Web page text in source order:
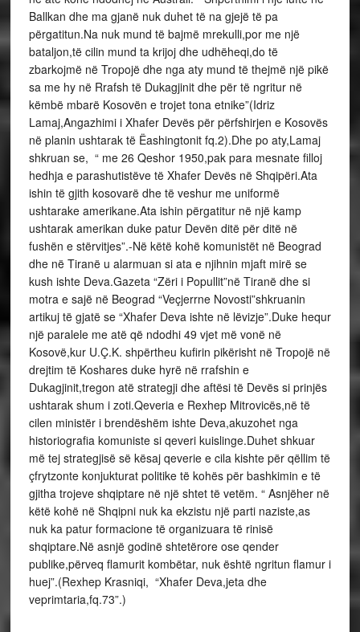
Ballkan dhe ma gjanë nuk duhet të na gjejë të pa
përgatitun.Na nuk mund të bajmë mrekulli,por me një
bataljon,të cilin mund ta krijoj dhe udhëheqi,do të
zbarkojmë në Tropojë dhe nga aty mund të thejmë një pikë
sa me hy në Rrafsh të Dukagjinit dhe për të ngritur në
këmbë mbarë Kosovën e trojet tona etnike”(Idriz
Lamaj,Angazhimi i Xhafer Devës për përfshirjen e Kosovës
në planin ushtarak të Ëashingtonit fq.2).Dhe po aty,Lamaj
shkruan se, “ me 26 Qeshor 1950,pak para mesnate filloj
hedhja e parashutistëve të Xhafer Devës në Shqipëri.Ata
ishin të gjith kosovarë dhe të veshur me uniformë
ushtarake amerikane.Ata ishin përgatitur në një kamp
ushtarak amerikan duke patur Devën ditë për ditë në
fushën e stërvitjes”.-Në këtë kohë komunistët në Beograd
dhe në Tiranë u alarmuan si ata e njihnin mjaft mirë se
kush ishte Deva.Gazeta “Zëri i Popullit”në Tiranë dhe si
motra e sajë në Beograd “Veçjerrne Novosti”shkruanin
artikuj të gjatë se “Xhafer Deva ishte në lëvizje”.Duke hequr
një paralele me atë që ndodhi 49 vjet më vonë në
Kosovë,kur U.Ç.K. shpërtheu kufirin pikërisht në Tropojë në
drejtim të Koshares duke hyrë në rrafshin e
Dukagjinit,tregon atë strategji dhe aftësi të Devës si prinjës
ushtarak shum i zoti.Qeveria e Rexhep Mitrovicës,në të
cilen ministër i brendëshëm ishte Deva,akuzohet nga
historiografia komuniste si qeveri kuislinge.Duhet shkuar
më tej strategjisë së kësaj qeverie e cila kishte për qëllim të
çfrytzonte konjukturat politike të kohës për bashkimin e të
gjitha trojeve shqiptare në një shtet të vetëm. “ Asnjëher në
këtë kohë në Shqipni nuk ka ekzistu një parti naziste,as
nuk ka patur formacione të organizuara të rinisë
shqiptare.Në asnjë godinë shtetërore ose qender
publike,përveq flamurit kombëtar, nuk është ngritun flamur i
huej”.(Rexhep Krasniqi, “Xhafer Deva,jeta dhe
veprimtaria,fq.73”.)